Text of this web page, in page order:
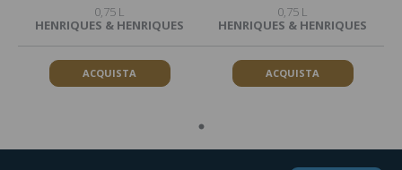
0,75 L
HENRIQUES & HENRIQUES
ACQUISTA
0,75 L
HENRIQUES & HENRIQUES
ACQUISTA